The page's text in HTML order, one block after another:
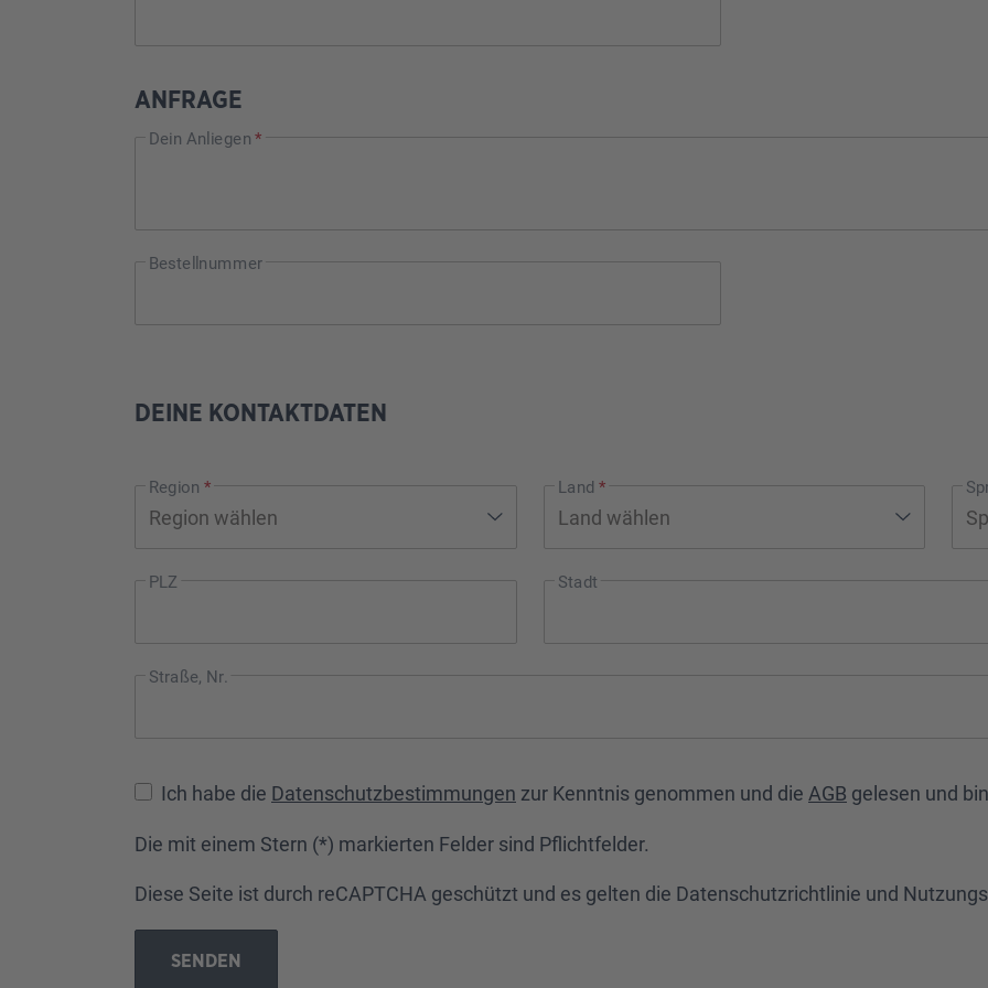
ANFRAGE
Dein Anliegen*
Bestellnummer
DEINE KONTAKTDATEN
Region * Land *
PLZ Stadt
Straße, Nr.
Ich habe die Datenschutzbestimmungen zur Kenntnis genommen und die AGB gelesen und
Die mit einem Stern (*) markierten Felder sind Pflichtfelder.
Diese Seite ist durch reCAPTCHA geschützt und es gelten die Datenschutzrichtlinie und
SENDEN